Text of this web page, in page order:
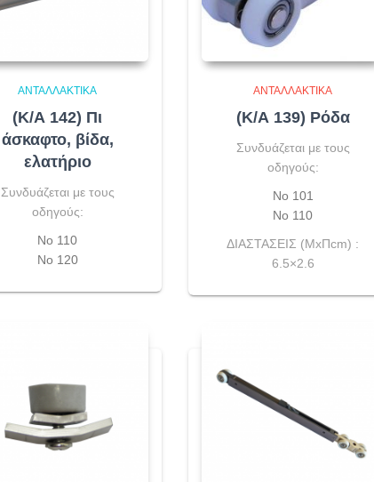
ΑΝΤΑΛΛΑΚΤΙΚΆ
(Κ/Α 142) Πι
άσκαφτο, βίδα,
ελατήριο
Συνδυάζεται με τους
οδηγούς:
Νο 110
Νο 120
ΑΝΤΑΛΛΑΚΤΙΚΆ
(Κ/Α 139) Ρόδα
Συνδυάζεται με τους
οδηγούς:
Νο 101
Νο 110
ΔΙΑΣΤΑΣΕΙΣ (ΜxΠcm) :
6.5×2.6